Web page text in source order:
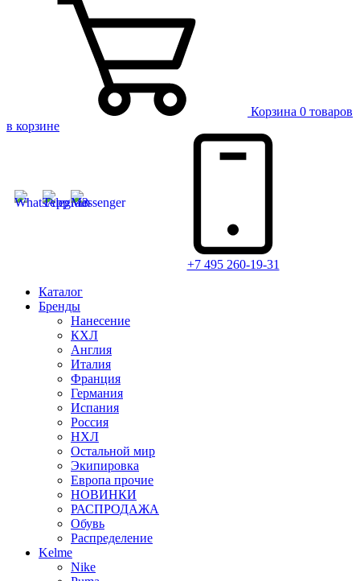
Корзина 0 товаров
в корзине
+7 495 260-19-31
Каталог
Бренды
Нанесение
КХЛ
Англия
Италия
Франция
Германия
Испания
Россия
НХЛ
Остальной мир
Экипировка
Европа прочие
НОВИНКИ
РАСПРОДАЖА
Обувь
Распределение
Kelme
Nike